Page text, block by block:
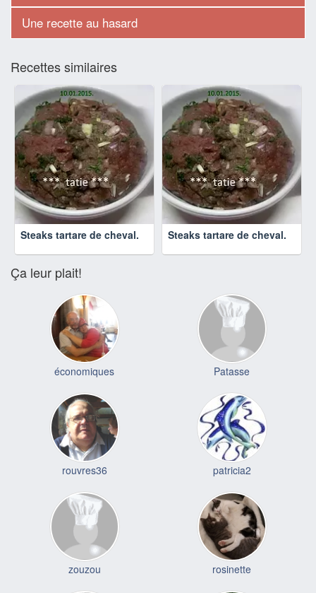
Une recette au hasard
Recettes similaires
Steaks tartare de cheval. Steaks tartare de cheval.
Ça leur plait!
économiques Patasse
rouvres36 patricia2
zouzou rosinette